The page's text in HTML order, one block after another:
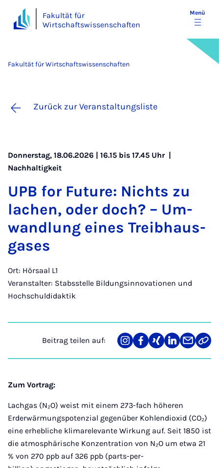
Fakultät für
Wirtschaftswissenschaften
Menü
Fakultät für Wirtschaftswissenschaften
Zurück zur Veranstaltungsliste
Donnerstag, 18.06.2026 | 16.15 bis 17.45 Uhr |
Nachhaltigkeit
UPB for Fu­ture: Nichts zu
la­chen, oder doch? – Um­
wand­lung ei­nes Treib­h­aus­
ga­ses
Ort: Hörsaal L1
Veranstalter: Stabsstelle Bildungsinnovationen und
Hochschuldidaktik
Beitrag teilen auf:
Teilen
auf
Teilen
auf
Teilen
auf
Teilen
auf
Teilen
über
Link
Zum Vortrag:
Lachgas (N₂O) weist mit einem 273-fach höheren
Erderwärmungspotenzial gegenüber Kohlendioxid (CO₂)
eine erhebliche klimarelevante Wirkung auf. Seit 1850 ist
die atmosphärische Konzentration von N₂O um etwa 21
% von 270 ppb auf 326 ppb (parts-per-